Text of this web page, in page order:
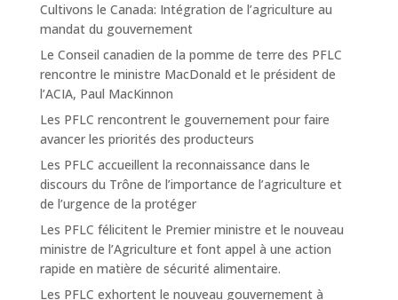
Cultivons le Canada: Intégration de l’agriculture au
mandat du gouvernement
Le Conseil canadien de la pomme de terre des PFLC
rencontre le ministre MacDonald et le président de
l’ACIA, Paul MacKinnon
Les PFLC rencontrent le gouvernement pour faire
avancer les priorités des producteurs
Les PFLC accueillent la reconnaissance dans le
discours du Trône de l’importance de l’agriculture et
de l’urgence de la protéger
Les PFLC félicitent le Premier ministre et le nouveau
ministre de l’Agriculture et font appel à une action
rapide en matière de sécurité alimentaire.
Les PFLC exhortent le nouveau gouvernement à